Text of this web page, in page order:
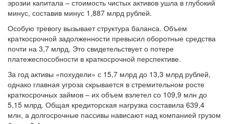
минус, составив минус 1,887 млрд рублей.
Особую тревогу вызывает структура баланса. Объем
краткосрочной задолженности превысил оборотные средства
почти на 3,7 млрд. Это свидетельствует о потере
платежеспособности в краткосрочной перспективе.
За год активы «похудели» с 15,7 млрд до 13,3 млрд рублей,
однако главная угроза скрывается в стремительном росте
краткосрочных займов – их объем взлетел со 109,9 млн до
5,15 млрд. Общая кредиторская нагрузка составила 639,4
млн, а долгосрочные пассивы нависают над компанией грузом
более 9,4 млрд.